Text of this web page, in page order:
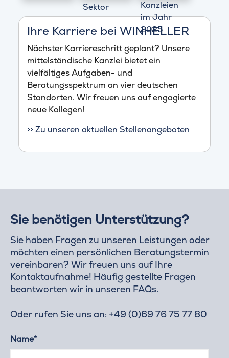
Ihre Karriere bei WINHELLER
Nächster Karriereschritt geplant? Unsere
mittelständische Kanzlei bietet ein
vielfältiges Aufgaben- und
Beratungsspektrum an vier deutschen
Standorten. Wir freuen uns auf engagierte
neue Kollegen!
>> Zu unseren aktuellen Stellenangeboten
Sie benötigen Unterstützung?
Sie haben Fragen zu unseren Leistungen oder
möchten einen persönlichen Beratungstermin
vereinbaren? Wir freuen uns auf Ihre
Kontaktaufnahme! Häufig gestellte Fragen
beantworten wir in unseren FAQs.
Oder rufen Sie uns an: +49 (0)69 76 75 77 80
Name*